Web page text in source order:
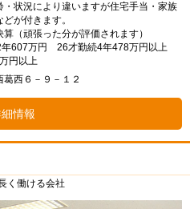
・状況により違いますが住宅手当・家族
が付きます。
（頑張った分が評価されます）
607万円 26才勤続4年478万円以上
円以上
西６－９－１２
情報
く働ける会社